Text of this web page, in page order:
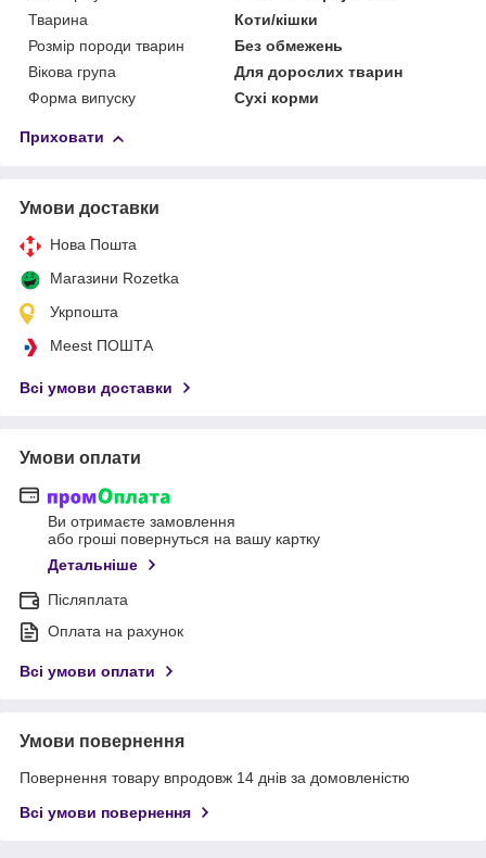
Тварина
Коти/кішки
Розмір породи тварин
Без обмежень
Вікова група
Для дорослих тварин
Форма випуску
Сухі корми
Приховати
Умови доставки
Нова Пошта
Магазини Rozetka
Укрпошта
Meest ПОШТА
Всі умови доставки
Умови оплати
Ви отримаєте замовлення
або гроші повернуться на вашу картку
Детальніше
Післяплата
Оплата на рахунок
Всі умови оплати
Умови повернення
Повернення товару впродовж 14 днів за домовленістю
Всі умови повернення